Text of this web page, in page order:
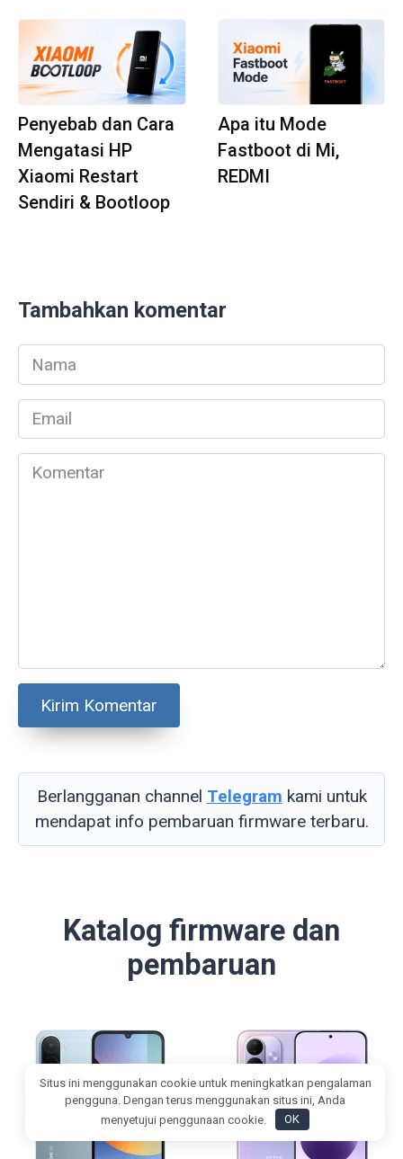
Penyebab dan Cara
Mengatasi HP
Xiaomi Restart
Sendiri & Bootloop
Apa itu Mode
Fastboot di Mi,
REDMI
Tambahkan komentar
Nama
*
Email
*
Komentar
Berlangganan channel Telegram kami untuk
mendapat info pembaruan firmware terbaru.
Katalog firmware dan
pembaruan
Situs ini menggunakan cookie untuk meningkatkan pengalaman
pengguna. Dengan terus menggunakan situs ini, Anda
menyetujui penggunaan cookie.
OK